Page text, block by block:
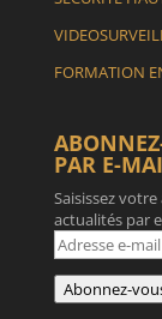
FORMATION
PAR E-
Saisissez
actualités par
Adresse
e-
mail
Abonnez-